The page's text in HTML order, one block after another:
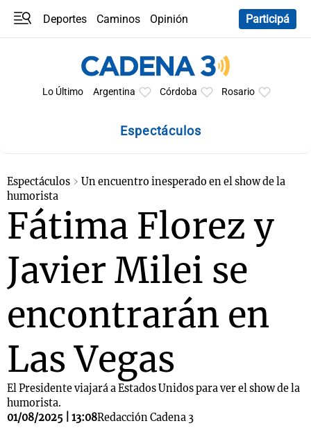
Deportes Caminos
Opinión
Participá
Lo Último Argentina Córdoba Rosario
Espectáculos
Espectáculos
Un encuentro inesperado en el show de la
humorista
Fátima Florez y
Javier Milei se
encontrarán en
Las Vegas
El Presidente viajará a Estados Unidos para ver el show de la
humorista.
01/08/2025 | 13:08Redacción Cadena 3